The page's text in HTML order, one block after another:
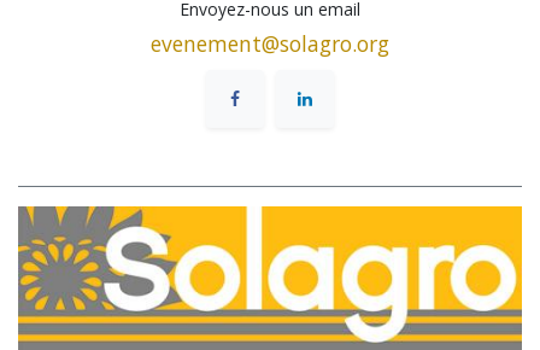
Envoyez-nous un email
evenement@solagro.org